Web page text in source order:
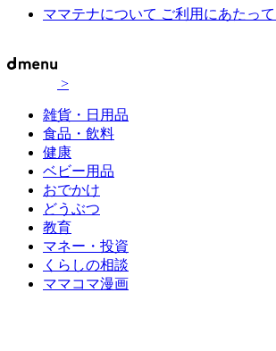
ママテナについて ご利用にあたって
>
雑貨・日用品
食品・飲料
健康
ベビー用品
おでかけ
どうぶつ
教育
マネー・投資
くらしの相談
ママコマ漫画